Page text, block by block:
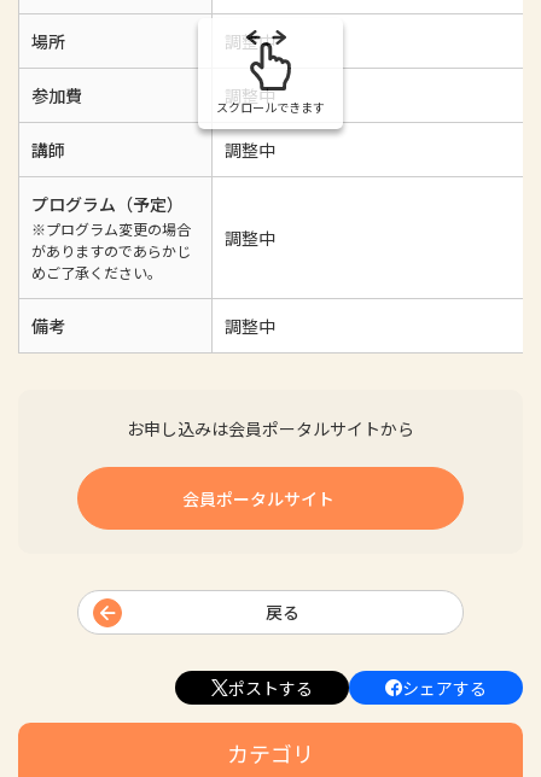
場所 調整中
参加費 調整中
講師 調整中
プログラム（予定）
※プログラム変更の場合
がありますのであらかじ
めご了承ください。
調整中
備考 調整中
スクロールできます
お申し込みは会員ポータルサイトから
会員ポータルサイト
戻る
ポストする シェアする
カテゴリ